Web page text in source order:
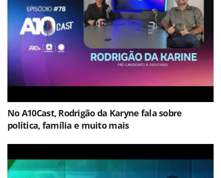
No A10Cast, Rodrigão da Karyne fala sobre
política, família e muito mais